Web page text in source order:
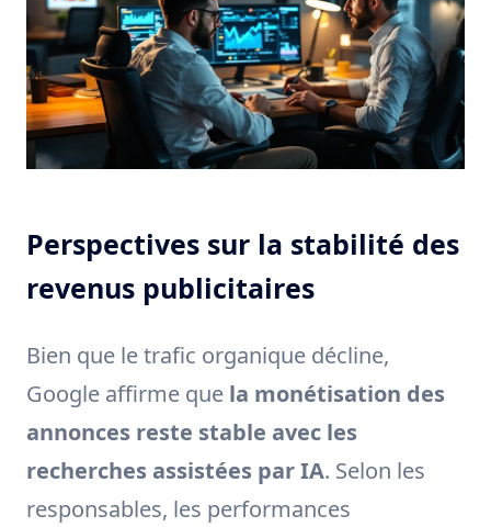
Perspectives sur la stabilité des
revenus publicitaires
Bien que le trafic organique décline,
Google affirme que la monétisation des
annonces reste stable avec les
recherches assistées par IA. Selon les
responsables, les performances